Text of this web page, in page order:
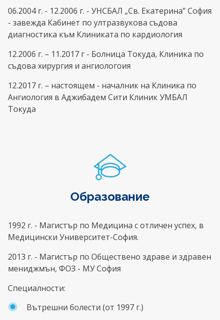
06.2004 г. - 12.2006 г. - УНСБАЛ „Св. Екатерина” София
- завежда Кабинет по ултразвукова съдова
диагностика към Клиниката по кардиология
12.2006 г. – 11.2017 г - Болница Токуда, Клиника по
съдова хирургия и ангиологоия
12.2017 г. – настоящем - началник на Клиника по
Ангиология в Аджибадем Сити Клиник УМБАЛ
Токуда
Образование
1992 г. - Магистър по Медицина с отличен успех, в
Медицински Университет-София.
2013 г. - Магистър по Обществено здраве и здравен
мениджмън, ФОЗ - МУ София
Специалности:
Вътрешни болести (от 1997 г.)